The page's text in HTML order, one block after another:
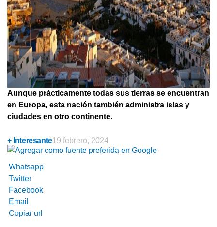
Aunque prácticamente todas sus tierras se encuentran
en Europa, esta nación también administra islas y
ciudades en otro continente.
+ Interesante19 febrero, 2024
Whatsapp
Twitter
Facebook
Email
Copiar url